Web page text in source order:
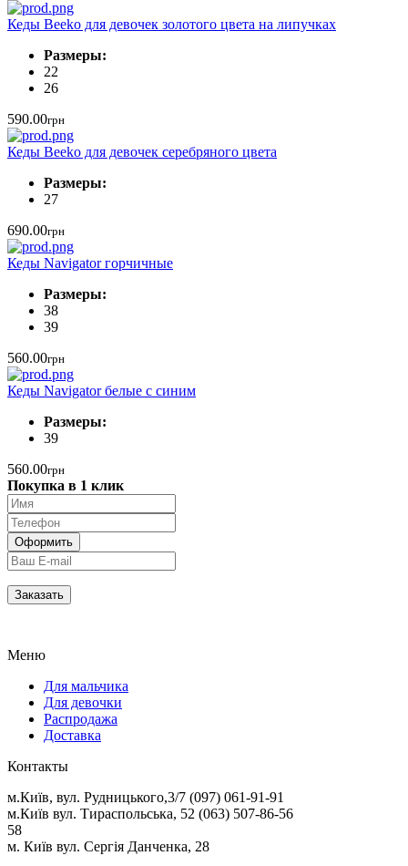
Кеды Beeko для девочек золотого цвета на липучках
Размеры:
22
26
590.00грн
Кеды Beeko для девочек серебряного цвета
Размеры:
27
690.00грн
Кеды Navigator горчичные
Размеры:
38
39
560.00грн
Кеды Navigator белые с синим
Размеры:
39
560.00грн
Покупка в 1 клик
Меню
Для мальчика
Для девочки
Распродажа
Доставка
Контакты
м.Київ, вул. Рудницького,3/7 (097) 061-91-91
м.Київ вул. Тираспольська, 52 (063) 507-86-56
58
м. Київ вул. Сергія Данченка, 28